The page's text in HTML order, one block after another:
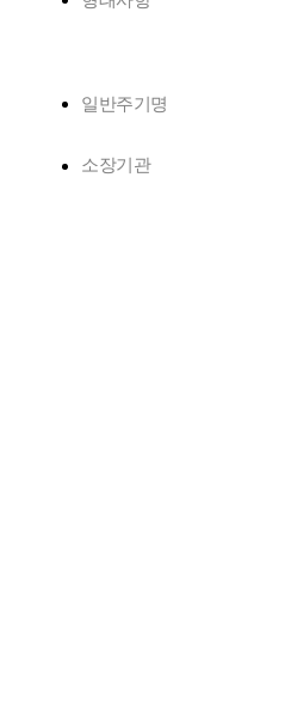
일반주기명
소장기관